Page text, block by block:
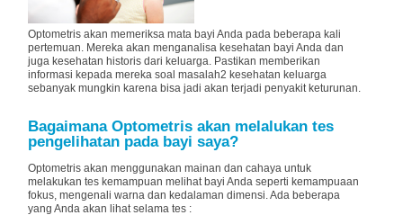
Optometris akan memeriksa mata bayi Anda pada beberapa kali
pertemuan. Mereka akan menganalisa kesehatan bayi Anda dan
juga kesehatan historis dari keluarga. Pastikan memberikan
informasi kepada mereka soal masalah2 kesehatan keluarga
sebanyak mungkin karena bisa jadi akan terjadi penyakit keturunan.
Bagaimana Optometris akan melalukan tes
pengelihatan pada bayi saya?
Optometris akan menggunakan mainan dan cahaya untuk
melakukan tes kemampuan melihat bayi Anda seperti kemampuaan
fokus, mengenali warna dan kedalaman dimensi. Ada beberapa
yang Anda akan lihat selama tes :